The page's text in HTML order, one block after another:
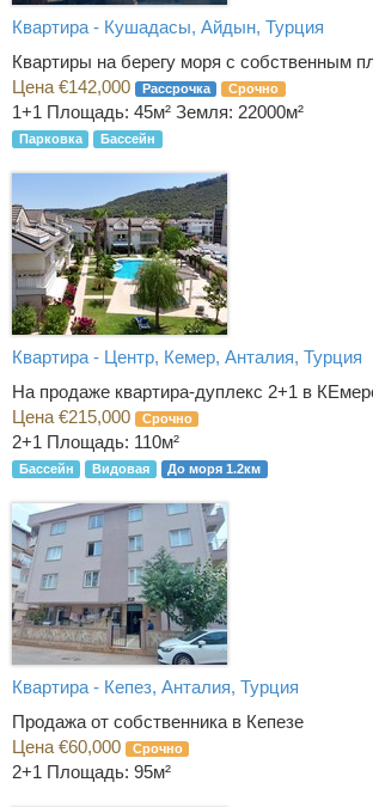
Квартира - Кушадасы, Айдын, Турция
Квартиры на берегу моря с собственным
Цена €142,000
Рассрочка Срочно
1+1 Площадь: 45м² Земля: 22000м²
Парковка Бассейн
Квартира - Центр, Кемер, Анталия, Турция
На продаже квартира-дуплекс 2+1 в
Цена €215,000
Срочно
2+1 Площадь: 110м²
Бассейн Видовая До моря 1.2км
Квартира - Кепез, Анталия, Турция
Продажа от собственника в Кепезе
Цена €60,000
Срочно
2+1 Площадь: 95м²